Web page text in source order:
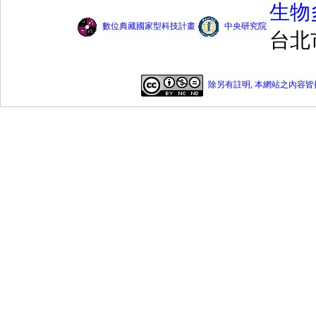
數位典藏國家型科技計畫 中央研究院
生物
台北
除另有註明, 本網站之內容